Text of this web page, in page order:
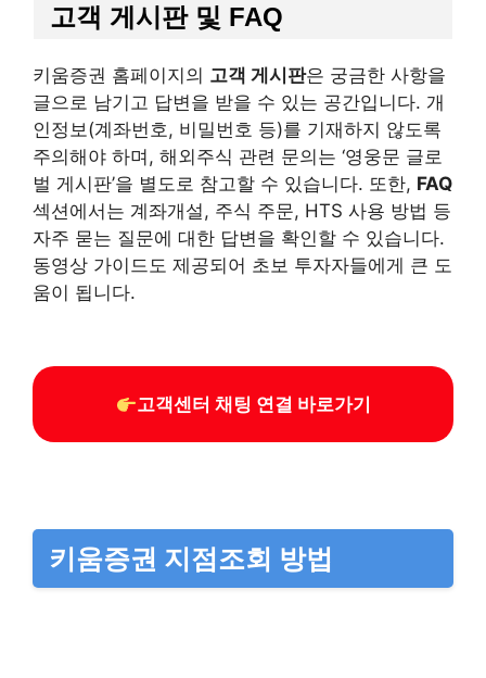
고객 게시판 및 FAQ
키움증권 홈페이지의 고객 게시판은 궁금한 사항을
글으로 남기고 답변을 받을 수 있는 공간입니다. 개
인정보(계좌번호, 비밀번호 등)를 기재하지 않도록
주의해야 하며, 해외주식 관련 문의는 ‘영웅문 글로
벌 게시판’을 별도로 참고할 수 있습니다. 또한, FAQ
섹션에서는 계좌개설, 주식 주문, HTS 사용 방법 등
자주 묻는 질문에 대한 답변을 확인할 수 있습니다.
동영상 가이드도 제공되어 초보 투자자들에게 큰 도
움이 됩니다.
고객센터 채팅 연결 바로가기
키움증권 지점조회 방법